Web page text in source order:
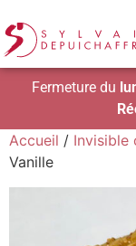
Fermeture du
Accueil / Invisible
Vanille